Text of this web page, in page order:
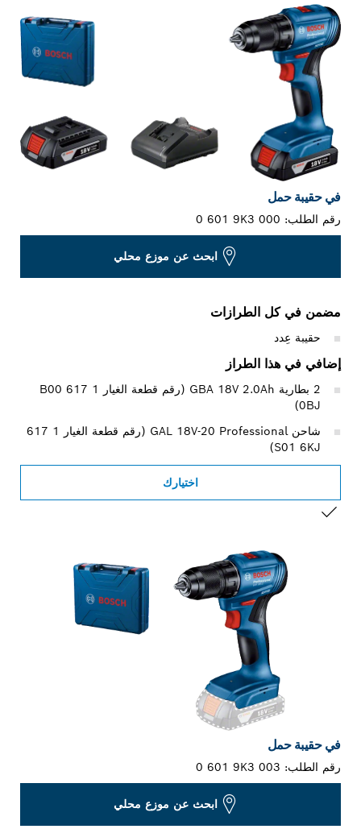
في حقيبة حمل
رقم الطلب:0 601 9K3 000
ابحث عن موزع محلي
مضمن في كل الطرازات
حقيبة عِدد
إضافي في هذا الطراز
0BJ)
شاحن GAL 18V-20 Professional‏ (رقم قطعة الغيار 1 617
S01 6KJ)
اختيارك
في حقيبة حمل
رقم الطلب:0 601 9K3 003
ابحث عن موزع محلي